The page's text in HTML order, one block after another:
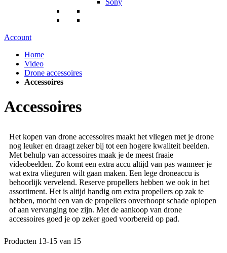
Sony
Account
Home
Video
Drone accessoires
Accessoires
Accessoires
Het kopen van drone accessoires maakt het vliegen met je drone
nog leuker en draagt zeker bij tot een hogere kwaliteit beelden.
Met behulp van accessoires maak je de meest fraaie
videobeelden. Zo komt een extra accu altijd van pas wanneer je
wat extra vlieguren wilt gaan maken. Een lege droneaccu is
behoorlijk vervelend. Reserve propellers hebben we ook in het
assortiment. Het is altijd handig om extra propellers op zak te
hebben, mocht een van de propellers onverhoopt schade oplopen
of aan vervanging toe zijn. Met de aankoop van drone
accessoires goed je op zeker goed voorbereid op pad.
Producten 13-15 van 15